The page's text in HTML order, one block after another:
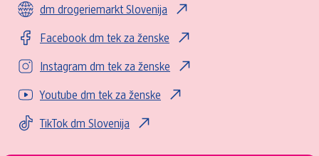
dm drogeriemarkt Slovenija
Facebook dm tek za ženske
Instagram dm tek za ženske
Youtube dm tek za ženske
TikTok dm Slovenija